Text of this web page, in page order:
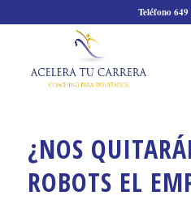
Teléfono
¿NOS
ROBOTS EL